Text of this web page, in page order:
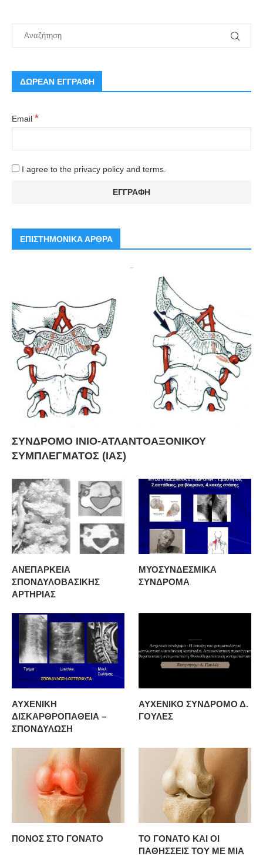
ΔΩΡΕΑΝ ΕΓΓΡΑΦΗ
Email *
I agree to the privacy policy and terms.
ΕΠΙΣΤΗΜΟΝΙΚΑ ΑΡΘΡΑ
ΣΥΝΔΡΟΜΟ ΙΝΙΟ-ΑΤΛΑΝΤΟΑΞΟΝΙΚΟΥ
ΣΥΜΠΛΕΓΜΑΤΟΣ (ΙΑΣ)
ΑΝΕΠΑΡΚΕΙΑ
ΣΠΟΝΔΥΛΟΒΑΣΙΚΗΣ
ΑΡΤΗΡΙΑΣ
ΜΥΟΣΥΝΔΕΣΜΙΚΑ
ΣΥΝΔΡΟΜΑ
ΑΥΧΕΝΙΚΗ
ΔΙΣΚΑΡΘΡΟΠΑΘΕΙΑ –
ΣΠΟΝΔΥΛΩΣΗ
ΑΥΧΕΝΙΚΟ ΣΥΝΔΡΟΜΟ Δ.
ΓΟΥΛΕΣ
ΠΟΝΟΣ ΣΤΟ ΓΟΝΑΤΟ
ΤΟ ΓΟΝΑΤΟ ΚΑΙ ΟΙ
ΠΑΘΗΣΣΕΙΣ ΤΟΥ ΜΕ ΜΙΑ